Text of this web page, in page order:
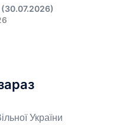
(30.07.2026)
України